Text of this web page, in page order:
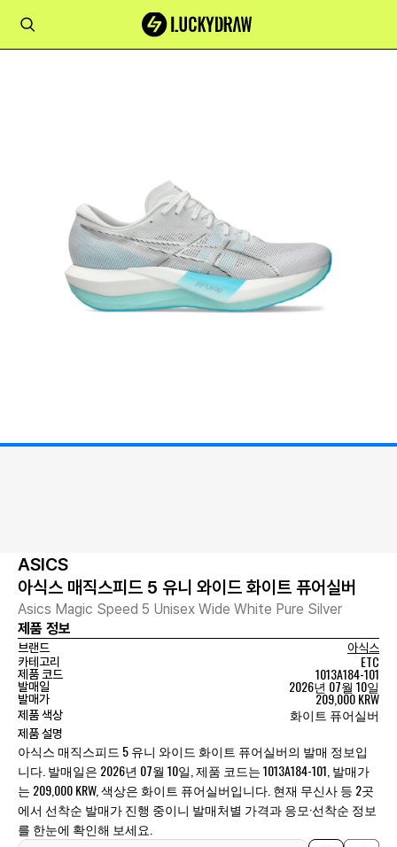
ASICS
아식스 매직스피드 5 유니 와이드 화이트 퓨어실버
Asics Magic Speed 5 Unisex Wide White Pure Silver
제품 정보
브랜드
아식스
카테고리
ETC
제품 코드 1013A184-101
발매일 2026년 07월 10일
발매가 209,000 KRW
제품 색상 화이트 퓨어실버
제품 설명
아식스 매직스피드 5 유니 와이드 화이트 퓨어실버의 발매 정보입
니다. 발매일은 2026년 07월 10일, 제품 코드는 1013A184-101, 발매가
는 209,000 KRW, 색상은 화이트 퓨어실버입니다. 현재 무신사 등 2곳
에서 선착순 발매가 진행 중이니 발매처별 가격과 응모·선착순 정보
를 한눈에 확인해 보세요.